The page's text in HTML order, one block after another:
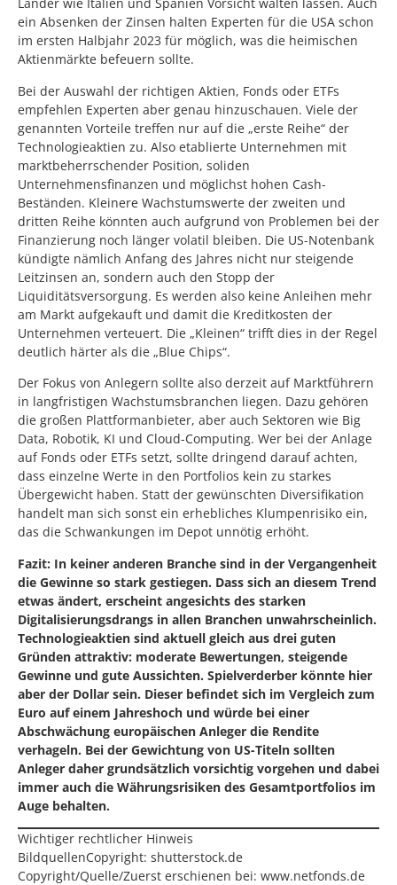
Länder wie Italien und Spanien Vorsicht walten lassen. Auch
ein Absenken der Zinsen halten Experten für die USA schon
im ersten Halbjahr 2023 für möglich, was die heimischen
Aktienmärkte befeuern sollte.
Bei der Auswahl der richtigen Aktien, Fonds oder ETFs
empfehlen Experten aber genau hinzuschauen. Viele der
genannten Vorteile treffen nur auf die „erste Reihe“ der
Technologieaktien zu. Also etablierte Unternehmen mit
marktbeherrschender Position, soliden
Unternehmensfinanzen und möglichst hohen Cash-
Beständen. Kleinere Wachstumswerte der zweiten und
dritten Reihe könnten auch aufgrund von Problemen bei der
Finanzierung noch länger volatil bleiben. Die US-Notenbank
kündigte nämlich Anfang des Jahres nicht nur steigende
Leitzinsen an, sondern auch den Stopp der
Liquiditätsversorgung. Es werden also keine Anleihen mehr
am Markt aufgekauft und damit die Kreditkosten der
Unternehmen verteuert. Die „Kleinen“ trifft dies in der Regel
deutlich härter als die „Blue Chips“.
Der Fokus von Anlegern sollte also derzeit auf Marktführern
in langfristigen Wachstumsbranchen liegen. Dazu gehören
die großen Plattformanbieter, aber auch Sektoren wie Big
Data, Robotik, KI und Cloud-Computing. Wer bei der Anlage
auf Fonds oder ETFs setzt, sollte dringend darauf achten,
dass einzelne Werte in den Portfolios kein zu starkes
Übergewicht haben. Statt der gewünschten Diversifikation
handelt man sich sonst ein erhebliches Klumpenrisiko ein,
das die Schwankungen im Depot unnötig erhöht.
Fazit: In keiner anderen Branche sind in der Vergangenheit
die Gewinne so stark gestiegen. Dass sich an diesem Trend
etwas ändert, erscheint angesichts des starken
Digitalisierungsdrangs in allen Branchen unwahrscheinlich.
Technologieaktien sind aktuell gleich aus drei guten
Gründen attraktiv: moderate Bewertungen, steigende
Gewinne und gute Aussichten. Spielverderber könnte hier
aber der Dollar sein. Dieser befindet sich im Vergleich zum
Euro auf einem Jahreshoch und würde bei einer
Abschwächung europäischen Anleger die Rendite
verhageln. Bei der Gewichtung von US-Titeln sollten
Anleger daher grundsätzlich vorsichtig vorgehen und dabei
immer auch die Währungsrisiken des Gesamtportfolios im
Auge behalten.
Wichtiger rechtlicher Hinweis
BildquellenCopyright: shutterstock.de
Copyright/Quelle/Zuerst erschienen bei: www.netfonds.de